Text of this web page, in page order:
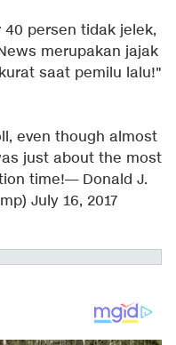
persen tidak jelek,
merupakan jajak
saat pemilu lalu!"
even though almost
just about the most
time!— Donald J.
July 16, 2017